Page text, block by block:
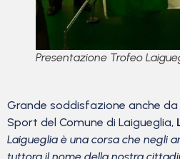
Presentazione Trofeo
Grande soddisfazione anche da
Sport del Comune di Laigueglia,
Laigueglia è una corsa che negli